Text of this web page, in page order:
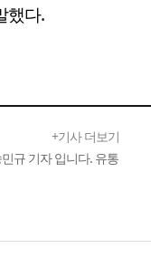
했다.
+기사 더보기
규 기자 입니다. 유통